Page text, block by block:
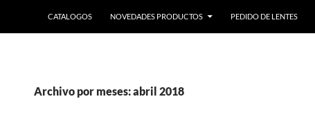
CATALOGOS
NOVEDADES PRODUCTOS PEDIDO DE LENTES
Archivo por meses: abril 2018